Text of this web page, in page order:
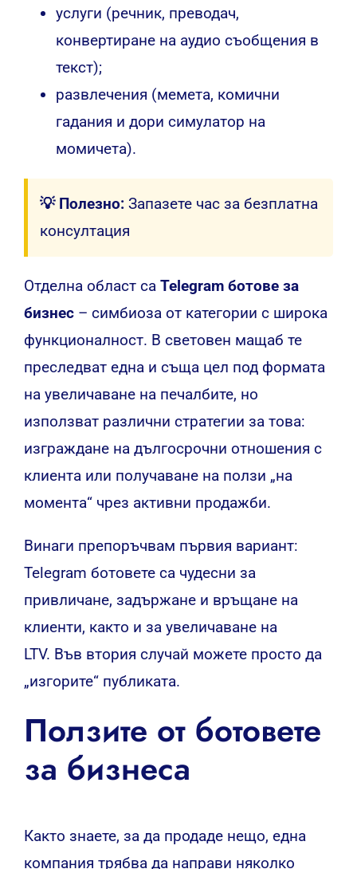
услуги (речник, преводач,
конвертиране на аудио съобщения в
текст);
развлечения (мемета, комични
гадания и дори симулатор на
момичета).
💡 Полезно: Запазете час за безплатна
консултация
Отделна област са Telegram ботове за
бизнес – симбиоза от категории с широка
функционалност. В световен мащаб те
преследват една и съща цел под формата
на увеличаване на печалбите, но
използват различни стратегии за това:
изграждане на дългосрочни отношения с
клиента или получаване на ползи „на
момента“ чрез активни продажби.
Винаги препоръчвам първия вариант:
Telegram ботовете са чудесни за
привличане, задържане и връщане на
клиенти, както и за увеличаване на
LTV. Във втория случай можете просто да
„изгорите“ публиката.
Ползите от ботовете
за бизнеса
Както знаете, за да продаде нещо, една
компания трябва да направи няколко